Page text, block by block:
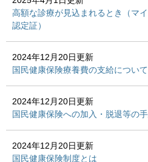
高額な診療が見込まれるとき（マ
認定証）
2024年12月20日更新
国民健康保険療養費の支給について
2024年12月20日更新
国民健康保険への加入・脱退等の
2024年12月20日更新
国民健康保険制度とは